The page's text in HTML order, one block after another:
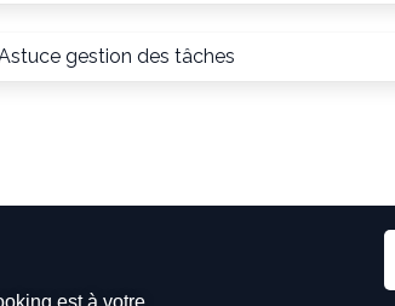
gestion des tâches
est à votre